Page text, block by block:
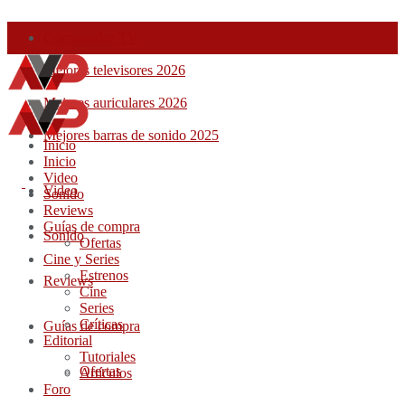
Mejores televisores 2026
Mejores auriculares 2026
Mejores barras de sonido 2025
Inicio
Video
Sonido
Reviews
Guías de compra
Ofertas
Inicio
Video
Sonido
Reviews
Guías de compra
Ofertas
Cine y Series
Estrenos
Cine
Series
Críticas
Editorial
Tutoriales
Artículos
Foro